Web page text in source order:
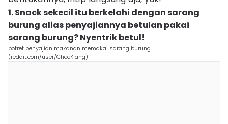
1. Snack sekecil itu berkelahi dengan sarang
burung alias penyajiannya betulan pakai
sarang burung? Nyentrik betul!
potret penyajian makanan memakai sarang burung
(reddit.com/user/CheeKiang)